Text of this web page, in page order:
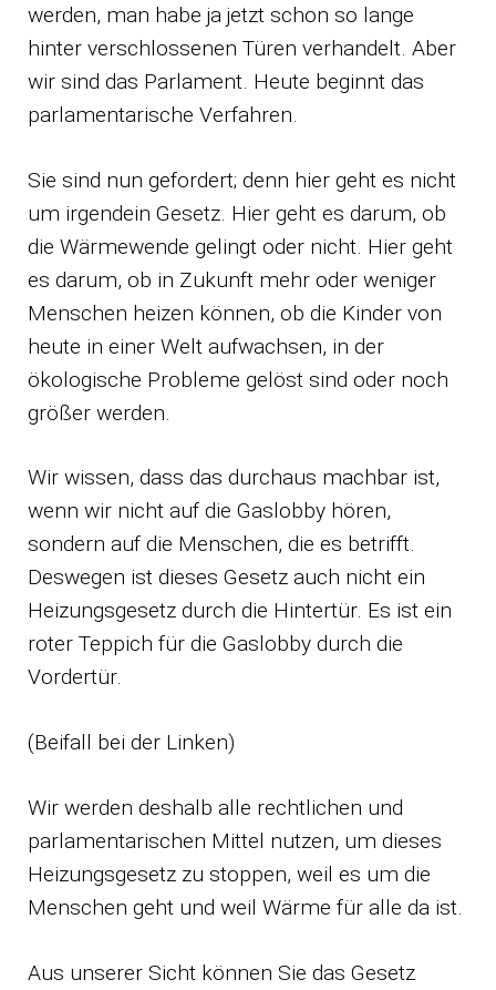
werden, man habe ja jetzt schon so lange
hinter verschlossenen Türen verhandelt. Aber
wir sind das Parlament. Heute beginnt das
parlamentarische Verfahren.
Sie sind nun gefordert; denn hier geht es nicht
um irgendein Gesetz. Hier geht es darum, ob
die Wärmewende gelingt oder nicht. Hier geht
es darum, ob in Zukunft mehr oder weniger
Menschen heizen können, ob die Kinder von
heute in einer Welt aufwachsen, in der
ökologische Probleme gelöst sind oder noch
größer werden.
Wir wissen, dass das durchaus machbar ist,
wenn wir nicht auf die Gaslobby hören,
sondern auf die Menschen, die es betrifft.
Deswegen ist dieses Gesetz auch nicht ein
Heizungsgesetz durch die Hintertür. Es ist ein
roter Teppich für die Gaslobby durch die
Vordertür.
(Beifall bei der Linken)
Wir werden deshalb alle rechtlichen und
parlamentarischen Mittel nutzen, um dieses
Heizungsgesetz zu stoppen, weil es um die
Menschen geht und weil Wärme für alle da ist.
Aus unserer Sicht können Sie das Gesetz